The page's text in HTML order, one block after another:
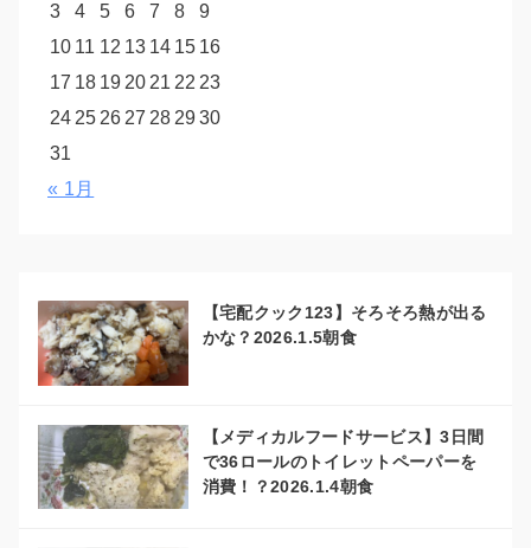
3
4 5 6 7 8
9
10 11 12 13 14 15 16
17 18 19202122 23
24252627 282930
31
« 1月
【宅配クック123】そろそろ熱が出る
かな？2026.1.5朝食
【メディカルフードサービス】3日間
で36ロールのトイレットペーパーを
消費！？2026.1.4朝食